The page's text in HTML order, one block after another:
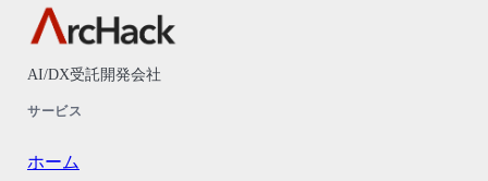
AI/DX受託開発会社
サービス
ホーム